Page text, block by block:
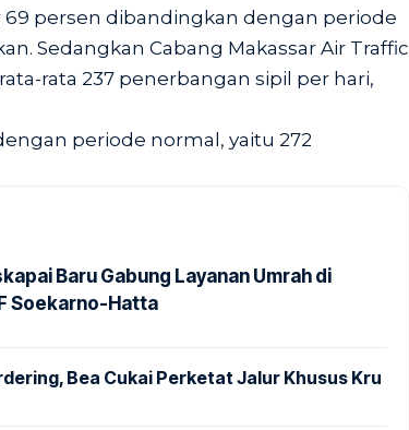
69 persen dibandingkan dengan periode
Sedangkan Cabang Makassar Air Traffic
rata 237 penerbangan sipil per hari,
periode normal, yaitu 272
Baru Gabung Layanan Umrah di
Soekarno-Hatta
Bea Cukai Perketat Jalur Khusus Kru